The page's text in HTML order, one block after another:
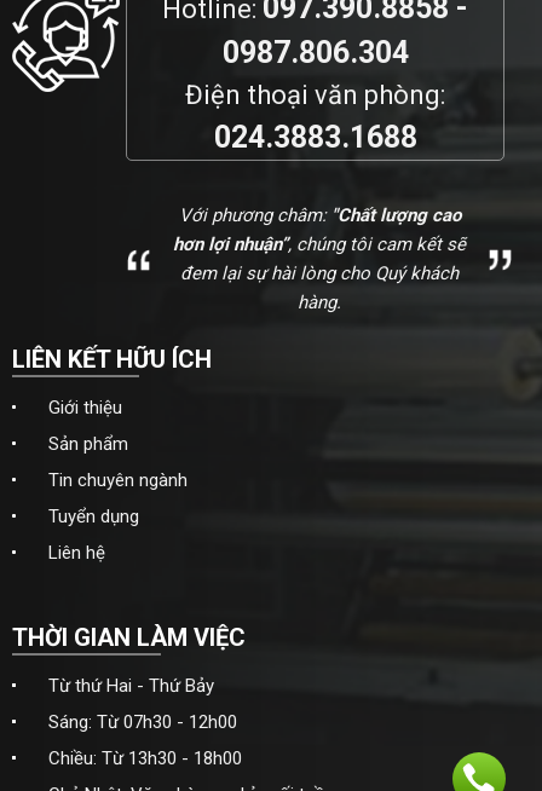
Hotline: 097.390.8858 -
0987.806.304
Điện thoại văn phòng:
024.3883.1688
Với phương châm:"Chất lượng cao
hơn lợi nhuận”, chúng tôi cam kết sẽ
đem lại sự hài lòng cho Quý khách
hàng.
LIÊN KẾT HỮU ÍCH
Giới thiệu
Sản phẩm
Tin chuyên ngành
Tuyển dụng
Liên hệ
THỜI GIAN LÀM VIỆC
Từ thứ Hai - Thứ Bảy
Sáng: Từ 07h30 - 12h00
Chiều: Từ 13h30 - 18h00